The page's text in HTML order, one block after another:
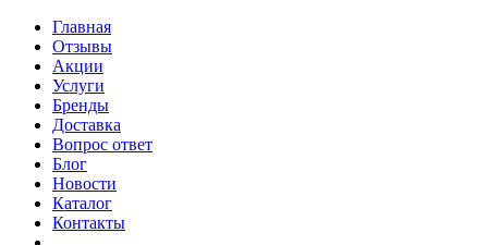
Главная
Отзывы
Акции
Услуги
Бренды
Доставка
Вопрос ответ
Блог
Новости
Каталог
Контакты